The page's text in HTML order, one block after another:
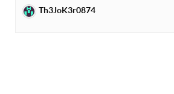
Th3JoK3r0874